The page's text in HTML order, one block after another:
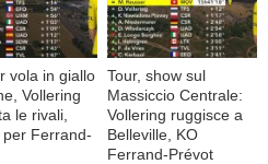
vola in giallo
Vollering
le rivali,
per Ferrand-
Tour, show sul
Massiccio Centrale:
Vollering ruggisce a
Belleville, KO
Ferrand-Prévot